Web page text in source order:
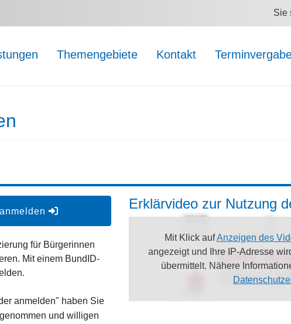
Sie
Themengebiete Kontakt
für Bürgerinnen
Mit einem BundID-
anmelden" haben Sie
und willigen
Erklärvideo zur Nutzung
Mit Klick aufAnzeigen des
angezeigt und Ihre IP-Adresse
übermittelt. Nähere